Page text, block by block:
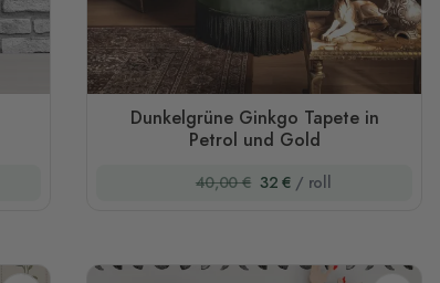
Dunkelgrüne Ginkgo Tapete in
Petrol und Gold
40,00 € 32 € / roll